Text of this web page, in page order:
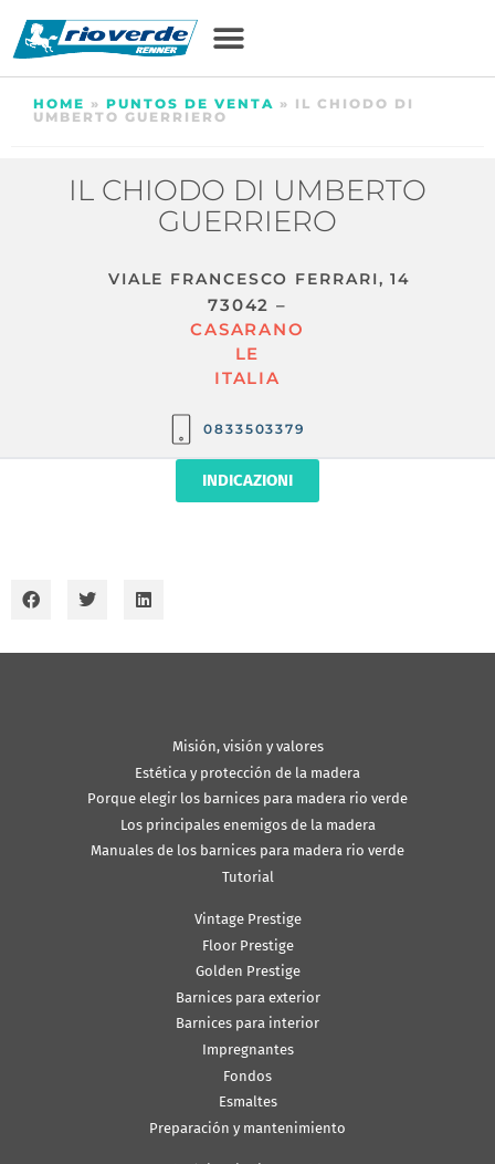
HOME » PUNTOS DE VENTA » IL CHIODO DI
UMBERTO GUERRIERO
IL CHIODO DI UMBERTO
GUERRIERO
VIALE FRANCESCO FERRARI, 14
73042 –
CASARANO
LE
ITALIA
0833503379
INDICAZIONI
Misión, visión y valores
Estética y protección de la madera
Porque elegir los barnices para madera rio verde
Los principales enemigos de la madera
Manuales de los barnices para madera rio verde
Tutorial
Vintage Prestige
Floor Prestige
Golden Prestige
Barnices para exterior
Barnices para interior
Impregnantes
Fondos
Esmaltes
Preparación y mantenimiento